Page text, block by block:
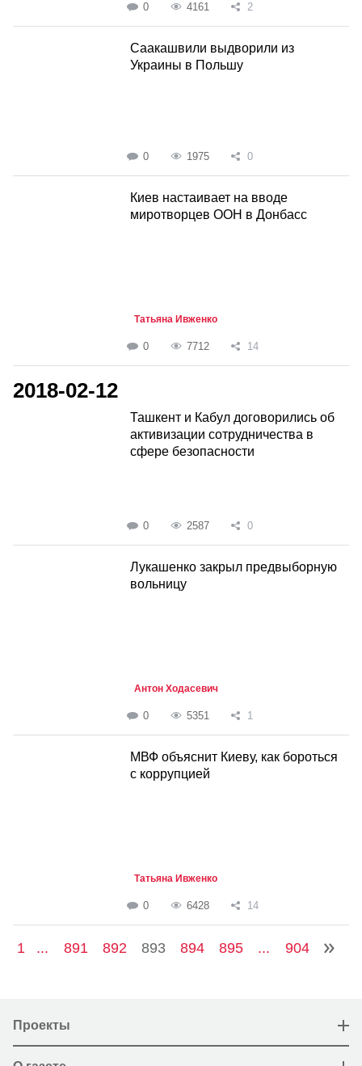
0 4161 2
Саакашвили выдворили из
Украины в Польшу
0 1975 0
Киев настаивает на вводе
миротворцев ООН в Донбасс
Татьяна Ивженко
0 7712 14
2018-02-12
Ташкент и Кабул договорились об
активизации сотрудничества в
сфере безопасности
0 2587 0
Лукашенко закрыл предвыборную
вольницу
Антон Ходасевич
0 5351 1
МВФ объяснит Киеву, как бороться
с коррупцией
Татьяна Ивженко
0 6428 14
1 ... 891 892 893 894 895 ... 904
Проекты